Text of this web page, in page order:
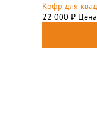
Кофр для
22 000 ₽